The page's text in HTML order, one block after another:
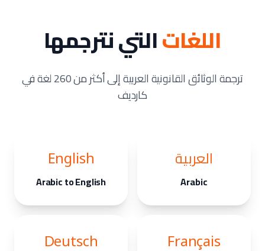
اللغاتالتي نترجمها
ترجمة الوثائق القانونية العربية إلى أكثر من 260 لغة في
كارديف
العربية
Arabic
English
Arabic to English
Français
Deutsch